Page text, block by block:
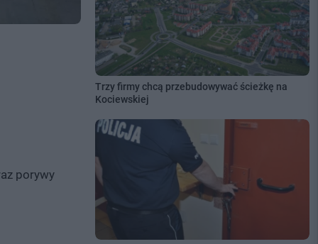
porywy
Trzy firmy chcą przebudowywać ścieżkę na
Kociewskiej